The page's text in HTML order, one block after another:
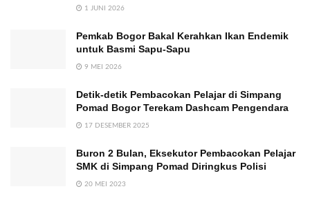
1 JUNI 2026
Pemkab Bogor Bakal Kerahkan Ikan Endemik
untuk Basmi Sapu-Sapu
9 MEI 2026
Detik-detik Pembacokan Pelajar di Simpang
Pomad Bogor Terekam Dashcam Pengendara
17 DESEMBER 2025
Buron 2 Bulan, Eksekutor Pembacokan Pelajar
SMK di Simpang Pomad Diringkus Polisi
20 MEI 2023